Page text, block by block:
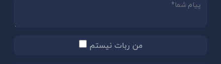
من ربات نیستم